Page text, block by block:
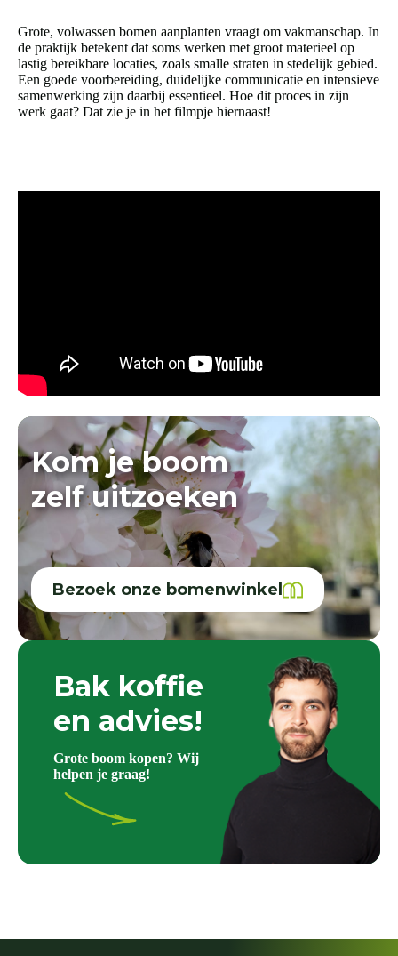
Grote, volwassen bomen aanplanten vraagt om vakmanschap. In
de praktijk betekent dat soms werken met groot materieel op
lastig bereikbare locaties, zoals smalle straten in stedelijk gebied.
Een goede voorbereiding, duidelijke communicatie en intensieve
samenwerking zijn daarbij essentieel. Hoe dit proces in zijn
werk gaat? Dat zie je in het filmpje hiernaast!
Kom je boom
zelf uitzoeken
Bezoek onze bomenwinkel
Bak koffie
en advies!
Grote boom kopen? Wij
helpen je graag!